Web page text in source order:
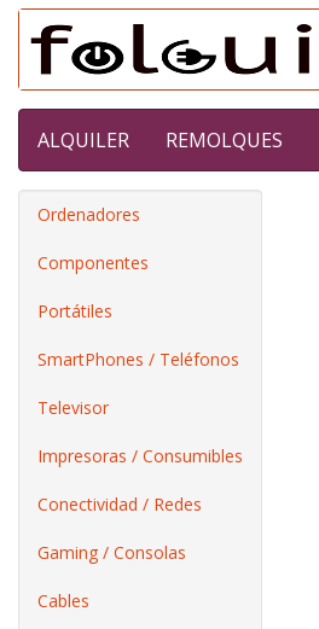
ALQUILER REMOLQUES
Ordenadores
Componentes
Portátiles
SmartPhones / Teléfonos
Televisor
Impresoras / Consumibles
Conectividad / Redes
Gaming / Consolas
Cables